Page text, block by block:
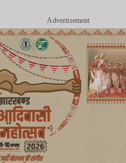
Advertisement